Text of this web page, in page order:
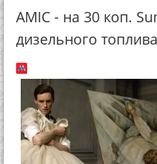
AMIC - на 30 коп.
дизельного